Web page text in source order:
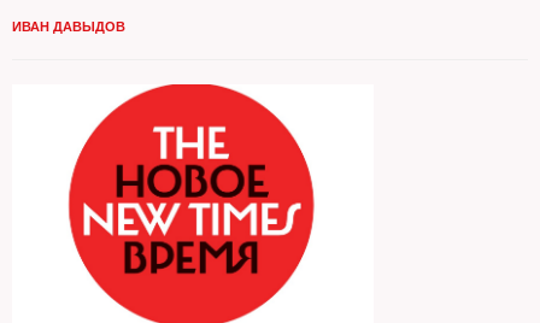
ИВАН ДАВЫДОВ